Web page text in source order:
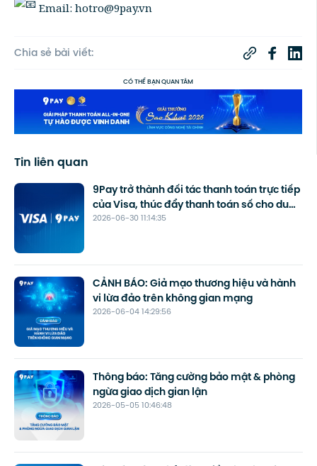
Email: hotro@9pay.vn
Chia sẻ bài viết:
CÓ THỂ BẠN QUAN TÂM
Tin liên quan
2026-06-30 11:14:35
9Pay trở thành đối tác thanh toán trực tiếp
của Visa, thúc đẩy thanh toán số cho du
lịch
2026-06-04 14:29:56
CẢNH BÁO: Giả mạo thương hiệu và hành
vi lừa đảo trên không gian mạng
2026-05-05 10:46:48
Thông báo: Tăng cường bảo mật & phòng
ngừa giao dịch gian lận